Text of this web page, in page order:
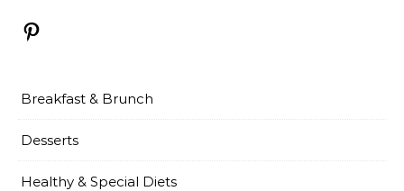
Pinterest
Breakfast & Brunch
Desserts
Healthy & Special Diets